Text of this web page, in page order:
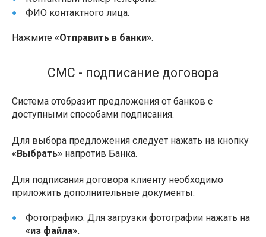
ФИО контактного лица.
Нажмите «Отправить в банки».
СМС - подписание договора
Система отобразит предложения от банков с
доступными способами подписания.
Для выбора предложения следует нажать на кнопку
«Выбрать» напротив Банка.
Для подписания договора клиенту необходимо
приложить дополнительные документы:
Фотографию. Для загрузки фотографии нажать на
«из файла».